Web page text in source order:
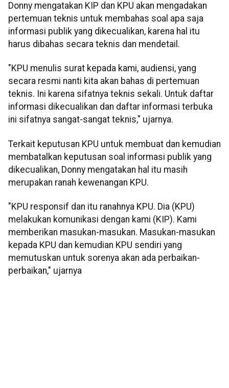
Donny mengatakan KIP dan KPU akan mengadakan
pertemuan teknis untuk membahas soal apa saja
informasi publik yang dikecualikan, karena hal itu
harus dibahas secara teknis dan mendetail.
"KPU menulis surat kepada kami, audiensi, yang
secara resmi nanti kita akan bahas di pertemuan
teknis. Ini karena sifatnya teknis sekali. Untuk daftar
informasi dikecualikan dan daftar informasi terbuka
ini sifatnya sangat-sangat teknis," ujarnya.
Terkait keputusan KPU untuk membuat dan kemudian
membatalkan keputusan soal informasi publik yang
dikecualikan, Donny mengatakan hal itu masih
merupakan ranah kewenangan KPU.
"KPU responsif dan itu ranahnya KPU. Dia (KPU)
melakukan komunikasi dengan kami (KIP). Kami
memberikan masukan-masukan. Masukan-masukan
kepada KPU dan kemudian KPU sendiri yang
memutuskan untuk sorenya akan ada perbaikan-
perbaikan," ujarnya